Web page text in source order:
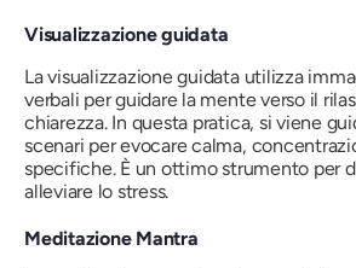
Visualizzazione guidata
La visualizzazione guidata utilizza
verbali per guidare la mente verso il
chiarezza. In questa pratica, si viene
scenari per evocare calma,
specifiche. È un ottimo strumento per
alleviare lo stress.
Meditazione Mantra